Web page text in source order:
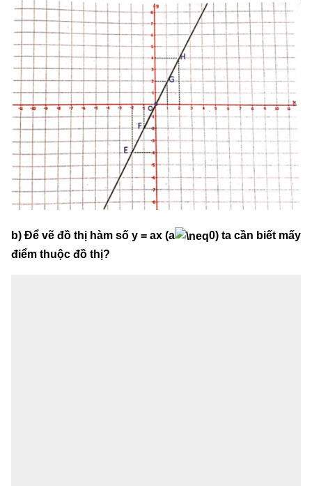
b) Để vẽ đồ thị hàm số y = ax (a
0) ta cần biết mấy
điểm thuộc đồ thị?